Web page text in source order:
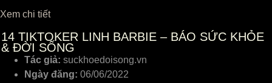
Xem chi tiết
14 TIKTOKER LINH BARBIE – BÁO SỨC KHỎE
& ĐỜI SỐNG
Tác giả: suckhoedoisong.vn
Ngày đăng: 06/06/2022